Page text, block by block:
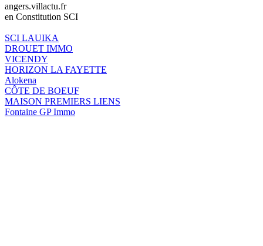
angers.villactu.fr
en Constitution SCI
SCI LAUIKA
DROUET IMMO
VICENDY
HORIZON LA FAYETTE
Alokena
CÔTE DE BOEUF
MAISON PREMIERS LIENS
Fontaine GP Immo